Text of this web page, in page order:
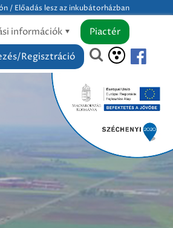
/ Előadás lesz az inkubátorházban
információk
Piactér
Regisztráció